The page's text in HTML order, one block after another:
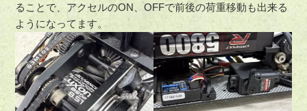
ることで、アクセルのON、OFFで前後の荷重移動も出来る
ようになってます。